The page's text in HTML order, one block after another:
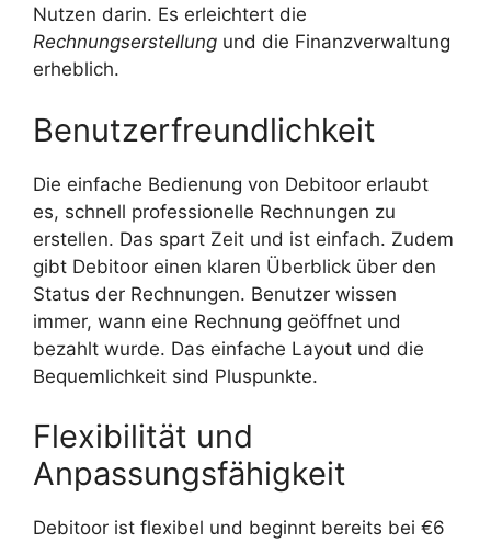
Nutzen darin. Es erleichtert die
Rechnungserstellung und die Finanzverwaltung
erheblich.
Benutzerfreundlichkeit
Die einfache Bedienung von Debitoor erlaubt
es, schnell professionelle Rechnungen zu
erstellen. Das spart Zeit und ist einfach. Zudem
gibt Debitoor einen klaren Überblick über den
Status der Rechnungen. Benutzer wissen
immer, wann eine Rechnung geöffnet und
bezahlt wurde. Das einfache Layout und die
Bequemlichkeit sind Pluspunkte.
Flexibilität und
Anpassungsfähigkeit
Debitoor ist flexibel und beginnt bereits bei €6